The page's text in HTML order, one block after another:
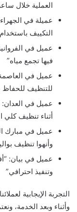
العملية خلال
عميلة في
التكييف
عميل في
فيها تجمع مياه”
عميل في
للتنظيف
عميل في
أثناء تنظيف كلي
وأنهوا تنظيف
عميل في بيان:
وتنفيذ احترافي”
التجربة الإيجابية
وأثناء وبعد الخدمة،